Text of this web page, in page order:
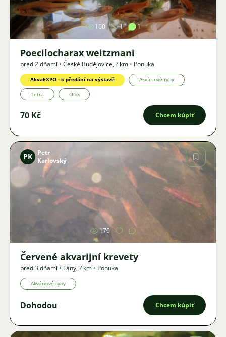
160 1 1
Poecilocharax weitzmani
pred 2 dňami • České Budějovice,? km • Ponuka
AkvaEXPO - k předání na výstavě Akváriové ryby
Tetra Obe
70 Kč Chcem kúpiť
Obrázok
PK
Petr
Karlovský
179
Červené akvarijní krevety
pred 3 dňami • Lány,? km • Ponuka
Akváriové ryby
Dohodou Chcem kúpiť